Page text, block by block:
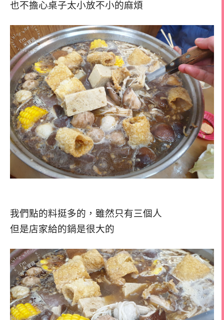
也不擔心桌子太小放不小的麻煩
我們點的料挺多的，雖然只有三個人
但是店家給的鍋是很大的